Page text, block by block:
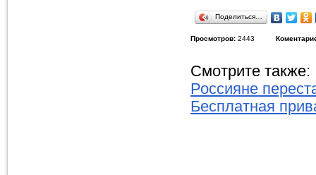
Поделиться…
Просмотров: 2443
Смотрите также:
Россияне
Бесплатная